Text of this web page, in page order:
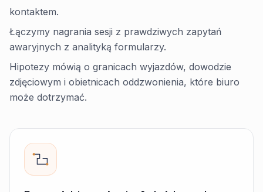
kontaktem.
Łączymy nagrania sesji z prawdziwych zapytań
awaryjnych z analityką formularzy.
Hipotezy mówią o granicach wyjazdów, dowodzie
zdjęciowym i obietnicach oddzwonienia, które biuro
może dotrzymać.